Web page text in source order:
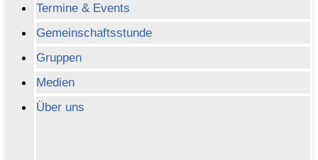
Termine & Events
Gemeinschaftsstunde
Gruppen
Medien
Über uns